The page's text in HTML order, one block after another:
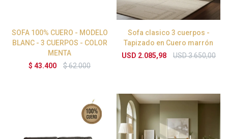
SOFA 100% CUERO - MODELO
BLANC - 3 CUERPOS - COLOR
MENTA
$ 43.400 $62.000
Sofa clasico 3 cuerpos -
Tapizado en Cuero marrón
USD 2.085,98 USD3.650,00